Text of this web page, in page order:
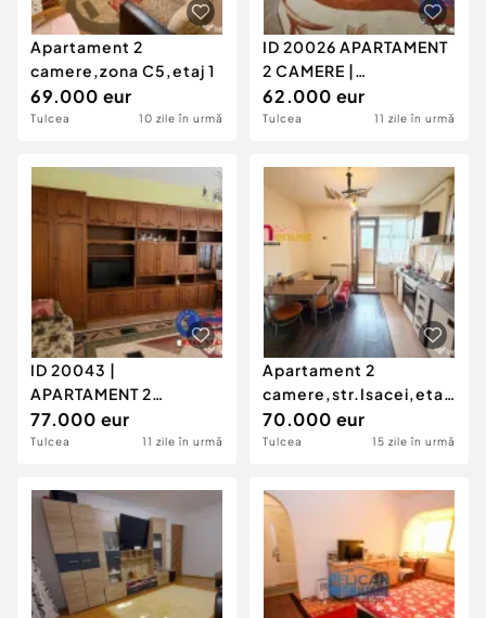
Apartament 2
camere,zona C5,etaj 1
69.000 eur
Tulcea 10 zile în urmă
ID 20026 APARTAMENT
2 CAMERE |
ULTRACENTRAL
62.000 eur
Tulcea 11 zile în urmă
ID 20043 |
APARTAMENT 2
CAMERE | E3 | STR.
1848
77.000 eur
Tulcea 11 zile în urmă
Apartament 2
camere,str.Isacei,etaj
1
70.000 eur
Tulcea 15 zile în urmă